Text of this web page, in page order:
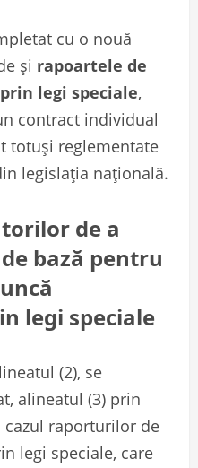
cu o nouă
și rapoartele de
legi speciale,
contract individual
totuși reglementate
legislația națională.
de a
bază pentru
legi speciale
(2), se
alineatul (3) prin
cazul raporturilor de
legi speciale, care